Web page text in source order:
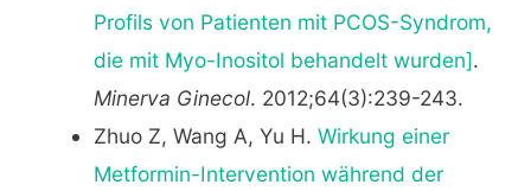
Profils von Patienten mit PCOS-Syndrom,
die mit Myo-Inositol behandelt wurden].
Minerva Ginecol. 2012;64(3):239-243.
Zhuo Z, Wang A, Yu H. Wirkung einer
Metformin-Intervention während der